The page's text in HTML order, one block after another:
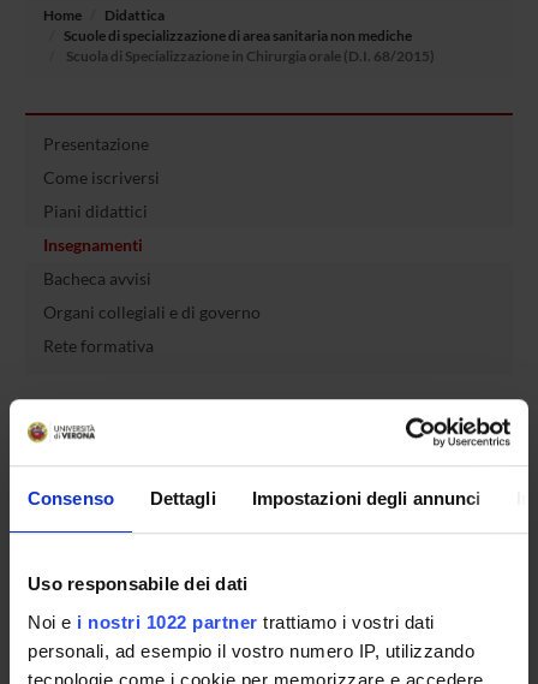
Consenso Dettagli Impostazioni degli annunci
Uso responsabile dei dati
Noi e i nostri 1022 partner trattiamo i vostri dati
personali, ad esempio il vostro numero IP, utilizzando
tecnologie come i cookie per memorizzare e accedere
Home
Didattica
Scuole di specializzazione di area sanitaria non mediche
Scuola di Specializzazione in Chirurgia orale (D.I. 68/2015)
Presentazione
Come iscriversi
Piani didattici
Insegnamenti
Bacheca avvisi
Organi collegiali e di governo
Rete formativa
Servizio Studenti Internazionali
OFFERTA FORMATIVA
SEMESTRE FILTRO
CORSI DI LAUREA
CORSI DI LAUREA MAGISTRALE